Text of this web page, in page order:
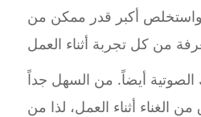
أكبر قدر ممكن من
الصوتية أيضاً. من السهل جداً
الغناء أثناء العمل، لذا من